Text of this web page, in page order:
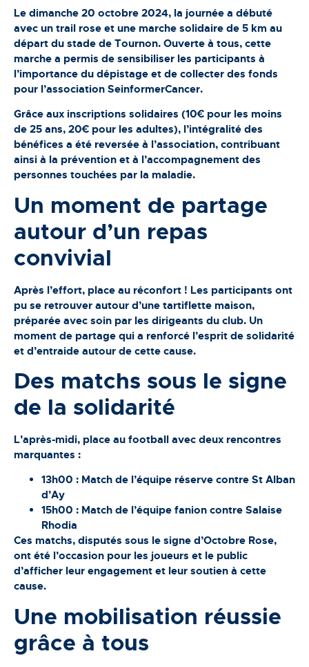
Le dimanche 20 octobre 2024, la journée a débuté
avec un trail rose et une marche solidaire de 5 km au
départ du stade de Tournon. Ouverte à tous, cette
marche a permis de sensibiliser les participants à
l’importance du dépistage et de collecter des fonds
pour l’association SeinformerCancer.
Grâce aux inscriptions solidaires (10€ pour les moins
de 25 ans, 20€ pour les adultes), l’intégralité des
bénéfices a été reversée à l’association, contribuant
ainsi à la prévention et à l’accompagnement des
personnes touchées par la maladie.
Un moment de partage
autour d’un repas
convivial
Après l’effort, place au réconfort ! Les participants ont
pu se retrouver autour d’une tartiflette maison,
préparée avec soin par les dirigeants du club. Un
moment de partage qui a renforcé l’esprit de solidarité
et d’entraide autour de cette cause.
Des matchs sous le signe
de la solidarité
L’après-midi, place au football avec deux rencontres
marquantes :
13h00 : Match de l’équipe réserve contre St Alban
d’Ay
15h00 : Match de l’équipe fanion contre Salaise
Rhodia
Ces matchs, disputés sous le signe d’Octobre Rose,
ont été l’occasion pour les joueurs et le public
d’afficher leur engagement et leur soutien à cette
cause.
Une mobilisation réussie
grâce à tous